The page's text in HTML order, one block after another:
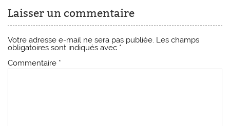
Laisser un commentaire
Votre adresse e-mail ne sera pas publiée. Les champs
obligatoires sont indiqués avec *
Commentaire *